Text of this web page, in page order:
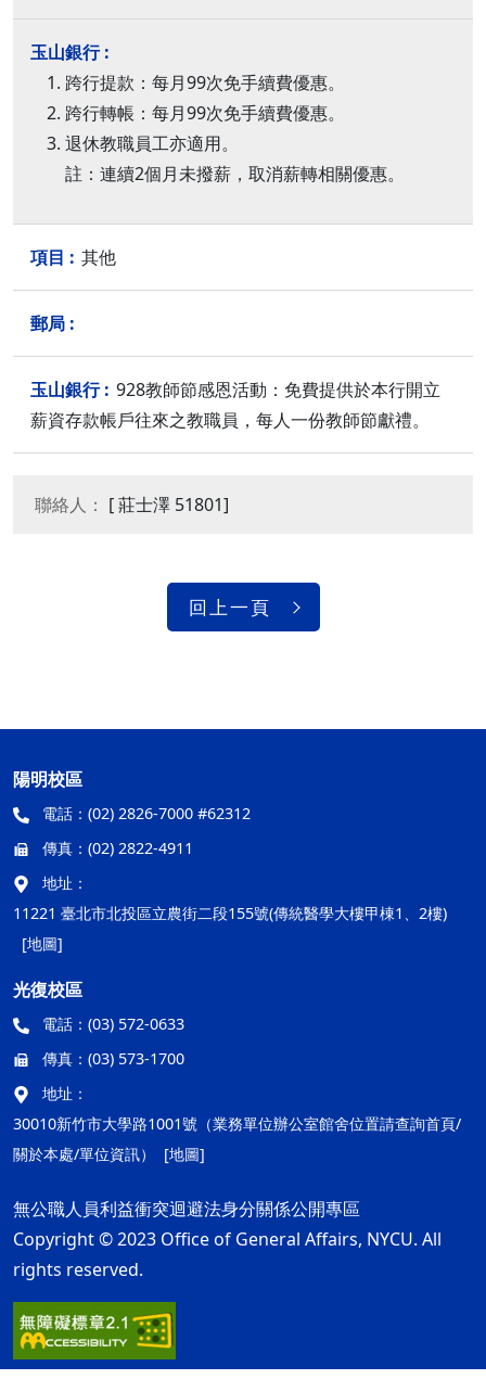
跨行提款：每月99次免手續費優惠。
跨行轉帳：每月99次免手續費優惠。
退休教職員工亦適用。
註：連續2個月未撥薪，取消薪轉相關優惠。
其他
928教師節感恩活動：免費提供於本行開立
薪資存款帳戶往來之教職員，每人一份教師節獻禮。
聯絡人： [ 莊士澤 51801]
回上一頁
陽明校區
電話： (02) 2826-7000 #62312
傳真： (02) 2822-4911
地址：
11221 臺北市北投區立農街二段155號(傳統醫學大樓甲棟1、2樓)
[地圖]
光復校區
電話： (03) 572-0633
傳真： (03) 573-1700
地址：
30010新竹市大學路1001號（業務單位辦公室館舍位置請查詢首頁/
關於本處/單位資訊）
[地圖]
無公職人員利益衝突迴避法身分關係公開專區
Copyright © 2023 Office of General Affairs, NYCU. All
rights reserved.